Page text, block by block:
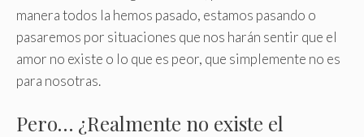
manera todos la hemos pasado, estamos pasando o
pasaremos por situaciones que nos harán sentir que el
amor no existe o lo que es peor, que simplemente no es
para nosotras.
Pero… ¿Realmente no existe el